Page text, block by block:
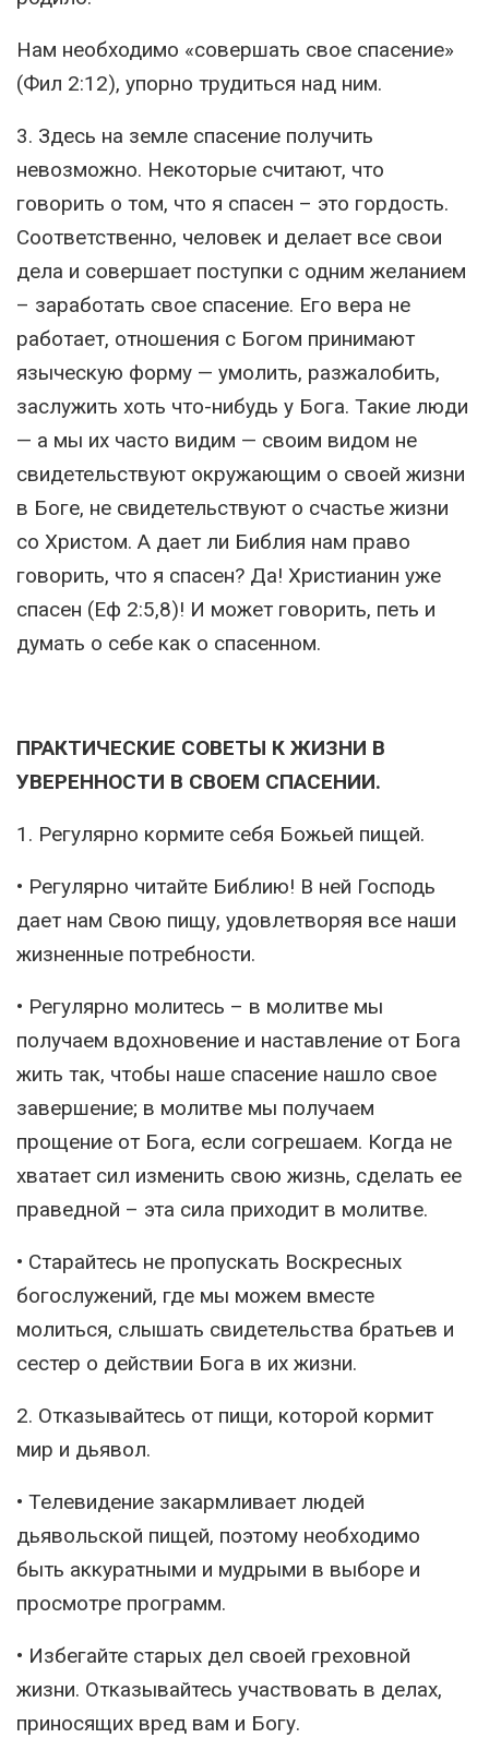
Нам необходимо «совершать свое спасение»
(Фил 2:12), упорно трудиться над ним.
3. Здесь на земле спасение получить
невозможно. Некоторые считают, что
говорить о том, что я спасен – это гордость.
Соответственно, человек и делает все свои
дела и совершает поступки с одним желанием
– заработать свое спасение. Его вера не
работает, отношения с Богом принимают
языческую форму — умолить, разжалобить,
заслужить хоть что-нибудь у Бога. Такие люди
— а мы их часто видим — своим видом не
свидетельствуют окружающим о своей жизни
в Боге, не свидетельствуют о счастье жизни
со Христом. А дает ли Библия нам право
говорить, что я спасен? Да! Христианин уже
спасен (Еф 2:5,8)! И может говорить, петь и
думать о себе как о спасенном.
ПРАКТИЧЕСКИЕ СОВЕТЫ К ЖИЗНИ В
УВЕРЕННОСТИ В СВОЕМ СПАСЕНИИ.
1. Регулярно кормите себя Божьей пищей.
• Регулярно читайте Библию! В ней Господь
дает нам Свою пищу, удовлетворяя все наши
жизненные потребности.
• Регулярно молитесь – в молитве мы
получаем вдохновение и наставление от Бога
жить так, чтобы наше спасение нашло свое
завершение; в молитве мы получаем
прощение от Бога, если согрешаем. Когда не
хватает сил изменить свою жизнь, сделать ее
праведной – эта сила приходит в молитве.
• Старайтесь не пропускать Воскресных
богослужений, где мы можем вместе
молиться, слышать свидетельства братьев и
сестер о действии Бога в их жизни.
2. Отказывайтесь от пищи, которой кормит
мир и дьявол.
• Телевидение закармливает людей
дьявольской пищей, поэтому необходимо
быть аккуратными и мудрыми в выборе и
просмотре программ.
• Избегайте старых дел своей греховной
жизни. Отказывайтесь участвовать в делах,
приносящих вред вам и Богу.